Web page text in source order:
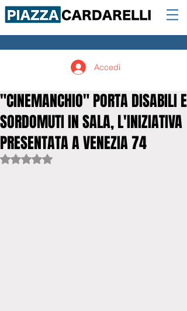
Accedi
"CINEMANCHIO" PORTA DISABILI E
SORDOMUTI IN SALA, L'INIZIATIVA
PRESENTATA A VENEZIA 74
Valutazione NaN stelle su 5.